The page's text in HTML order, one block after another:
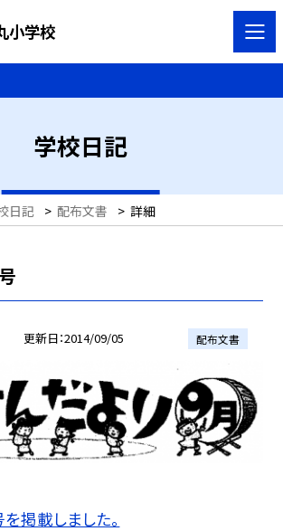
小学校
学校日記
日記 > 配布文書 > 詳細
更新日 2014/09/05 配布文書
掲載しました。